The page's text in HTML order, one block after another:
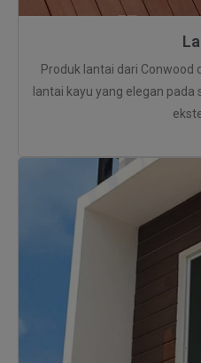
Produk lantai dari
lantai kayu yang elegan